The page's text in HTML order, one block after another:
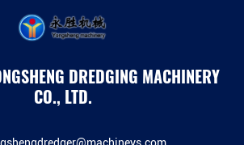
DREDGING MACHINERY
CO., LTD.